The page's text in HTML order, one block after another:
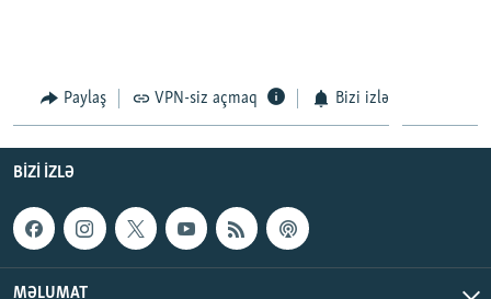
Paylaş VPN-siz açmaq Bizi izlə
BIZI IZLƏ
MƏLUMAT